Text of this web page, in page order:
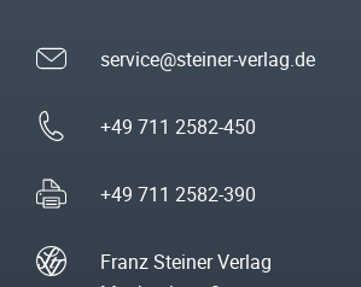
service@steiner-verlag.de
+49 711 2582-450
+49 711 2582-390
Franz Steiner Verlag